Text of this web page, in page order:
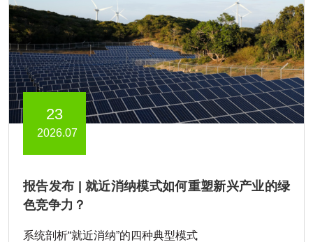
23
2026.07
报告发布 | 就近消纳模式如何重塑新兴产业的绿
色竞争力？
系统剖析“就近消纳”的四种典型模式